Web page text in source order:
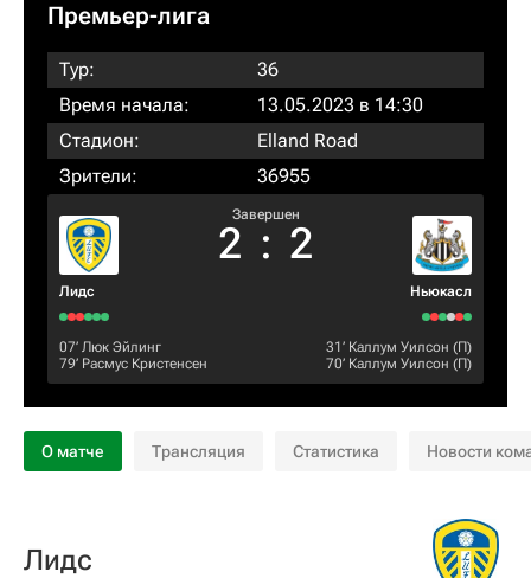
Премьер-лига
Тур:
36
Время начала:
13.05.2023 в 14:30
Стадион:
Elland Road
Зрители:
36955
Лидс
Завершен
2 : 2
Ньюкасл
07‎’‎ Люк Эйлинг
79‎’‎ Расмус Кристенсен
31‎’‎ Каллум Уилсон (П)
70‎’‎ Каллум Уилсон (П)
О матче Трансляция Статистика Новости
Лидс